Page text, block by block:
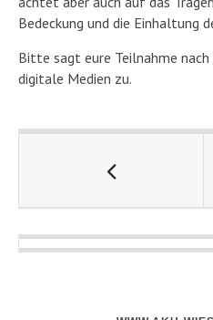
Bedeckung und die Einhaltung
Bitte sagt eure Teilnahme
digitale Medien zu.